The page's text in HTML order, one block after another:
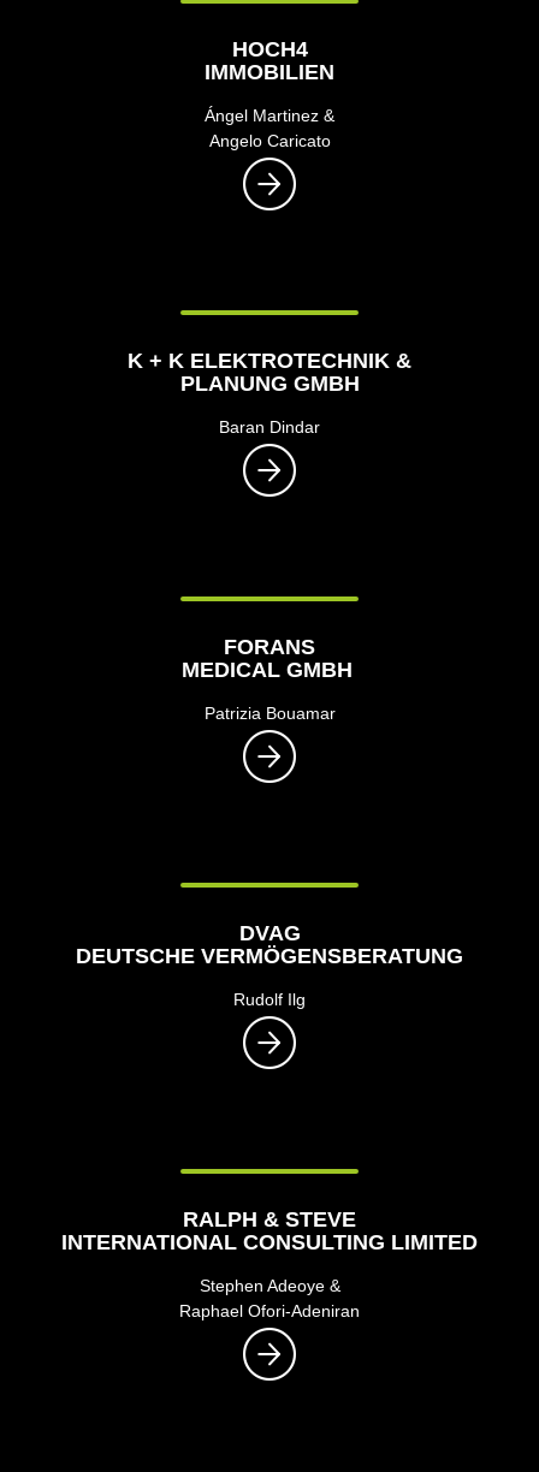
HOCH4
IMMOBILIEN
Ángel Martinez &
Angelo Caricato
K + K ELEKTROTECHNIK &
PLANUNG GMBH
Baran Dindar
FORANS
MEDICAL GMBH
Patrizia Bouamar
DVAG
DEUTSCHE VERMÖGENSBERATUNG
Rudolf Ilg
RALPH & STEVE
INTERNATIONAL CONSULTING LIMITED
Stephen Adeoye &
Raphael Ofori-Adeniran